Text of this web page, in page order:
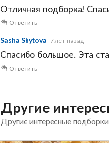
Отличная подборка!
Ответить
Sasha Shytova 7 лет назад
Спасибо большое. Эта
Ответить
Другие
Другие интересные